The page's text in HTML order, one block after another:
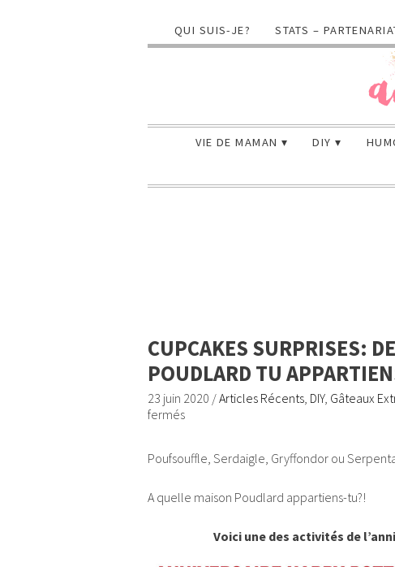
QUI SUIS-JE? STATS –
VIE DE MAMAN DIY
CUPCAKES SURPRISES:
POUDLARD TU
23 juin 2020 /Articles Récents DIY, Gâteaux
fermés
Poufsouffle, Serdaigle, Gryffondor ou
A quelle maison Poudlard appartiens-tu?!
Voici une des activités de